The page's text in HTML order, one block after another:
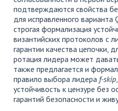
подтверждаются свойства
для исправленного варианта
строгая формализация
византийских протоколов с
гарантии качества цепочки,
ротация лидера может
также предлагается и
правило выбора лидера f-skip
устойчивость к цензуре без
гарантий безопасности и